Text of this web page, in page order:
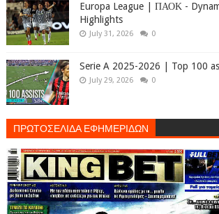
Europa League | ΠΑΟΚ -
Highlights
July 31, 2026 0
Serie A 2025-2026 | Top 100
July 29, 2026 0
ΠΡΩΤΟΣΕΛΙΔΑ ΕΦΗΜΕΡΙΔΩΝ